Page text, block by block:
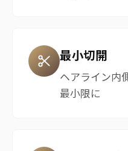
最小切開
ヘアライン内
最小限に